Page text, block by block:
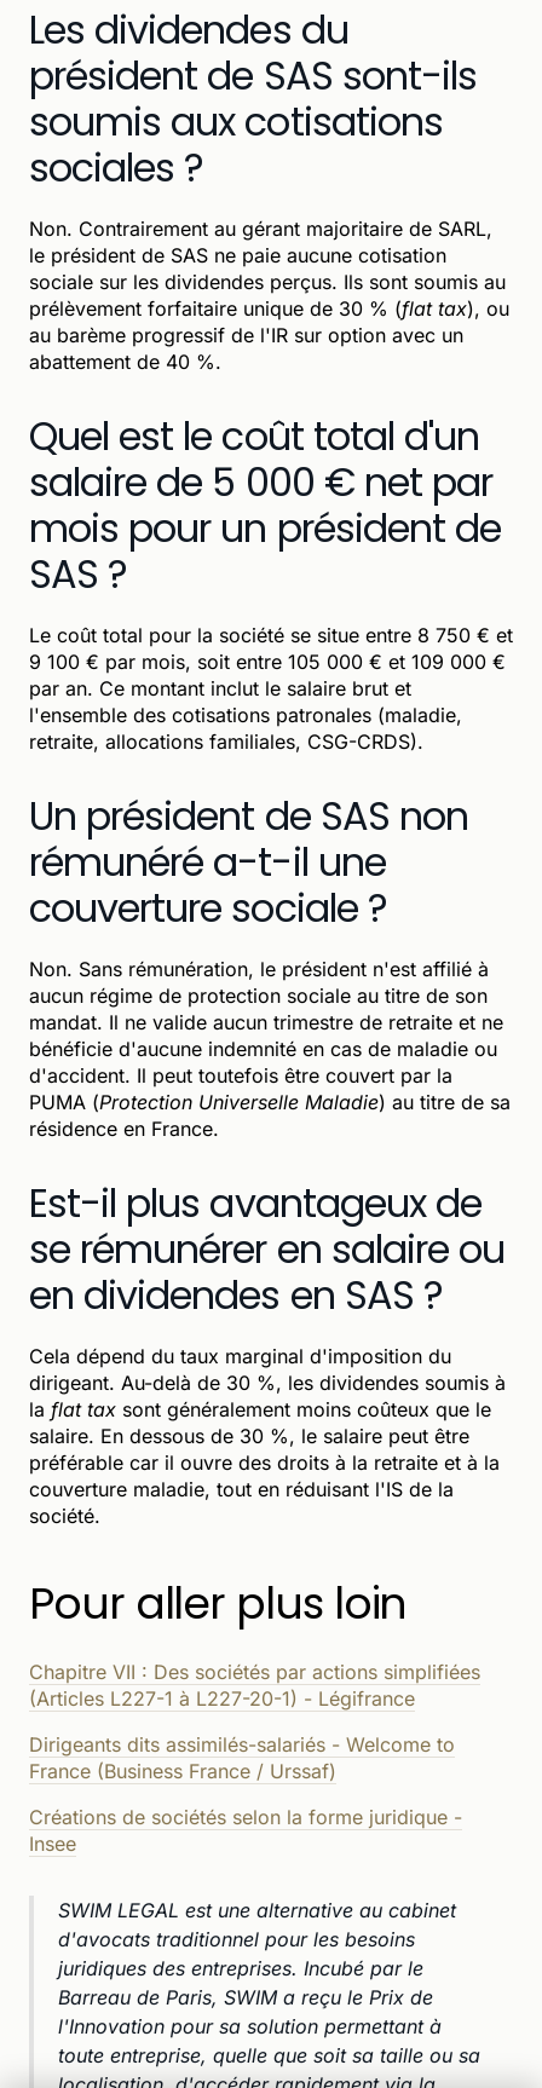
Les dividendes du
président de SAS sont-ils
soumis aux cotisations
sociales ?
Non. Contrairement au gérant majoritaire de SARL,
le président de SAS ne paie aucune cotisation
sociale sur les dividendes perçus. Ils sont soumis au
prélèvement forfaitaire unique de 30 % (flat tax), ou
au barème progressif de l'IR sur option avec un
abattement de 40 %.
Quel est le coût total d'un
salaire de 5 000 € net par
mois pour un président de
SAS ?
Le coût total pour la société se situe entre 8 750 € et
9 100 € par mois, soit entre 105 000 € et 109 000 €
par an. Ce montant inclut le salaire brut et
l'ensemble des cotisations patronales (maladie,
retraite, allocations familiales, CSG-CRDS).
Un président de SAS non
rémunéré a-t-il une
couverture sociale ?
Non. Sans rémunération, le président n'est affilié à
aucun régime de protection sociale au titre de son
mandat. Il ne valide aucun trimestre de retraite et ne
bénéficie d'aucune indemnité en cas de maladie ou
d'accident. Il peut toutefois être couvert par la
PUMA (Protection Universelle Maladie) au titre de sa
résidence en France.
Est-il plus avantageux de
se rémunérer en salaire ou
en dividendes en SAS ?
Cela dépend du taux marginal d'imposition du
dirigeant. Au-delà de 30 %, les dividendes soumis à
la flat tax sont généralement moins coûteux que le
salaire. En dessous de 30 %, le salaire peut être
préférable car il ouvre des droits à la retraite et à la
couverture maladie, tout en réduisant l'IS de la
société.
Pour aller plus loin
Chapitre VII : Des sociétés par actions simplifiées
(Articles L227-1 à L227-20-1) - Légifrance
Dirigeants dits assimilés-salariés - Welcome to
France (Business France / Urssaf)
Créations de sociétés selon la forme juridique -
Insee
SWIM LEGAL est une alternative au cabinet
d'avocats traditionnel pour les besoins
juridiques des entreprises. Incubé par le
Barreau de Paris, SWIM a reçu le Prix de
l'Innovation pour sa solution permettant à
toute entreprise, quelle que soit sa taille ou sa